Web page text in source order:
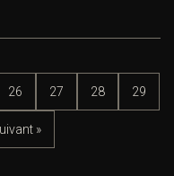
26 27 28 29
»